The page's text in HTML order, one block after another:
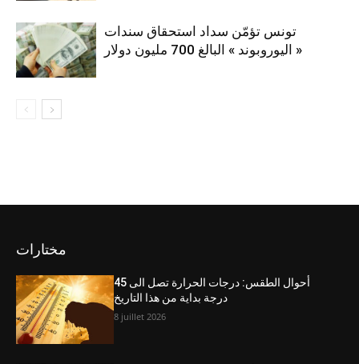
تونس تؤمّن سداد استحقاق سندات
« اليوروبوند » البالغ 700 مليون دولار
مختارات
أحوال الطقس: درجات الحرارة تصل الى 45
درجة بداية من هذا التاريخ
8 juillet 2026